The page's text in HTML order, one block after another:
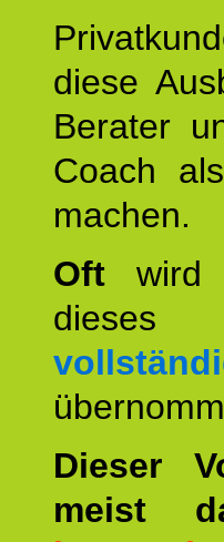
diese
Berater
Coach
machen.
Oft wird
dieses
Dieser
meist